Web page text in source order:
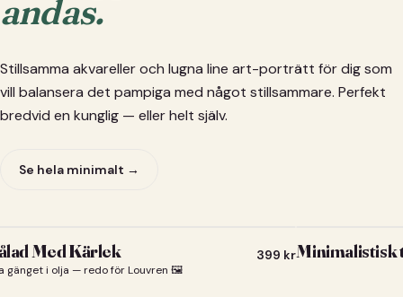
andas.
Stillsamma akvareller och lugna line art-porträtt för dig som
vill balansera det pampiga med något stillsammare. Perfekt
bredvid en kunglig — eller helt själv.
Se hela minimalt →
Med Kärlek
gänget i olja — redo för Louvren 🖼️
399 krMinimalistisk